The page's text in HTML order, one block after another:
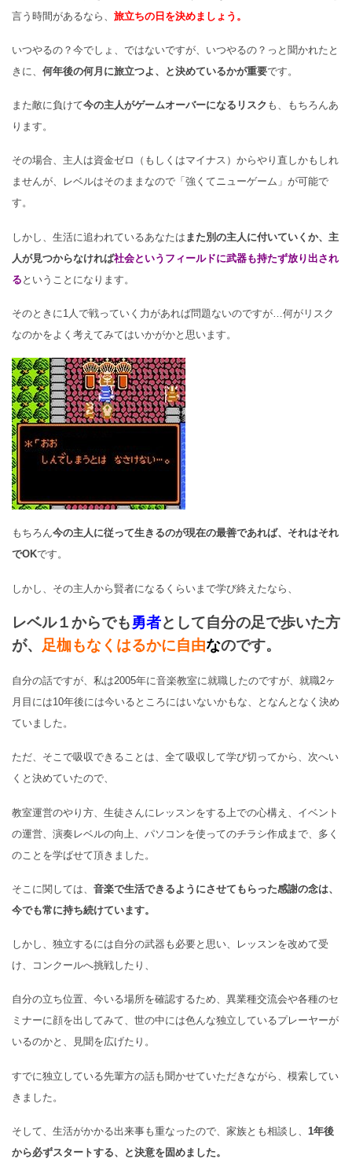
言う時間があるなら、 旅立ちの日を決めましょう。
いつやるの？今でしょ、ではないですが、いつやるの？ っと聞かれたと
きに、 何年後の何月に旅立つよ、 と決めているかが重要です。
また敵に負けて今の主人がゲームオーバーになるリスク も、もちろんあ
ります。
その場合、主人は資金ゼロ（もしくはマイナス）からやり直しかもしれ
ませんが、レベルはそのままなので「強くてニューゲーム」が可能で
す。
しかし、生活に追われているあなたは また別の主人に付いていくか、 主
人が見つからなければ社会というフィールドに武器も持たず放り出され
る ということになります。
そのときに1人で戦っていく力があれば問題ないのですが…何がリスク
なのかをよく考えてみてはいかがかと思います。
もちろん今の主人に従って生きるのが現在の最善であれば、それはそれ
でOKです。
しかし、その主人から賢者になるくらいまで学び終えたなら、
レベル１からでも勇者として自分の足で歩いた方
が、 足枷もなくはるかに自由なのです。
自分の話ですが、私は2005年に音楽教室に就職したのですが、 就職2ヶ
月目には10年後には今いるところにはいないかもな、
となんとなく決め
ていました。
ただ、そこで吸収できることは、全て吸収して学び切ってから、 次へい
くと決めていたので、
教室運営のやり方、生徒さんにレッスンをする上での心構え、イベント
の運営、演奏レベルの向上、パソコンを使ってのチラシ作成まで、多く
のことを学ばせて頂きました。
そこに関しては、 音楽で生活できるようにさせてもらった感謝の念は、
今でも常に持ち続けています。
しかし、独立するには自分の武器も必要と思い、レッスンを改めて受
け、
コンクールへ挑戦したり、
自分の立ち位置、今いる場所を確認するため、 異業種交流会や各種のセ
ミナーに顔を出してみて、 世の中には色んな独立しているプレーヤーが
いるのかと、見聞を広げたり。
すでに独立している先輩方の話も聞かせていただきながら、模索してい
きました。
そして、生活がかかる出来事も重なったので、家族とも相談し、 1年後
から必ずスタートする、と決意を固めました。